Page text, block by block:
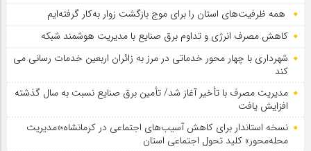
همه ظرفیت‌های استان را برای موج بازگشت زوار به‌کار گرفته‌ایم
کاهش مصرف انرژی و تداوم برق صنایع با مدیریت هوشمند شبکه
شهرداری با چهار محور خدماتی در مرز به زائران اربعین خدمات رسانی می
کند
مدیریت مصرف با تأخیر آغاز شد/ تأمین برق صنایع نسبت به سال گذشته
افزایش یافت
نسخه استاندار برای کاهش آسیب‌های اجتماعی در کرمانشاه؛«مدیریت
محله‌محور» کلید تحول اجتماعی استان